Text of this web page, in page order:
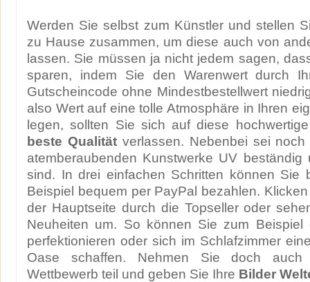
Werden Sie selbst zum Künstler und stellen
zu Hause zusammen, um diese auch von
lassen. Sie müssen ja nicht jedem sagen,
sparen, indem Sie den Warenwert durch
Gutscheincode ohne Mindestbestellwert
also Wert auf eine tolle Atmosphäre in Ihren
legen, sollten Sie sich auf diese
beste Qualitätverlassen. Nebenbei sei noch
atemberaubenden Kunstwerke UV beständig
sind. In drei einfachen Schritten können Sie
Beispiel bequem per PayPal bezahlen.
der Hauptseite durch die Topseller oder
Neuheiten um. So können Sie zum Beispiel
perfektionieren oder sich im Schlafzimmer
Oase schaffen. Nehmen Sie doch auch
Wettbewerb teil und geben Sie Ihre Bilder